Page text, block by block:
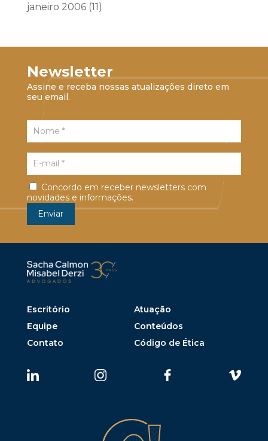
janeiro 2006(11)
Newsletter
Assine e receba nossas atualizações direto em
seu email.
Concordo em receber newsletters com
novidades e informações.
Escritório
Atuação
Equipe
Conteúdos
Contato
Código de Ética